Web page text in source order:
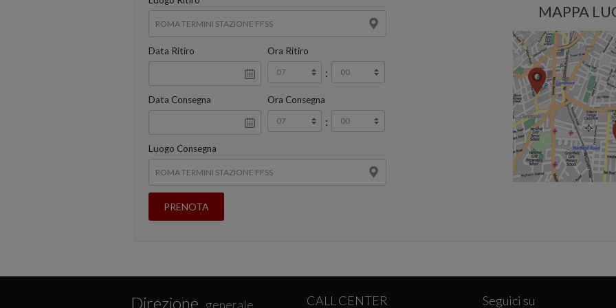
Data Ritiro Ora Ritiro
:
Data Consegna Ora Consegna
:
Luogo Consegna
MAPPA
Direzione generale CALL CENTER Seguici su